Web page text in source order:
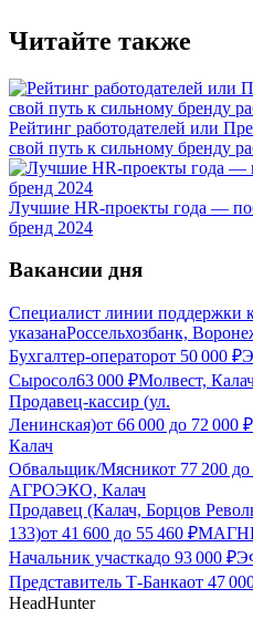
Читайте также
Рейтинг работодателей или
свой путь к сильному бренду
Лучшие HR-проекты года —
бренд 2024
Вакансии дня
Специалист линии поддержки
указанаРоссельхозбанк,
Бухгалтер-операторот 50 000 ₽
Сыросол63 000 ₽Молвест,
Продавец-кассир (ул.
Ленинская)от 66 000 до 72 000 ₽
Калач
Обвальщик/Мясникот 77 200 до
АГРОЭКО, Калач
Продавец (Калач, Борцов
133)от 41 600 до 55 460 ₽
Начальник участкадо 93 000 ₽
Представитель Т-Банкаот 47
HeadHunter